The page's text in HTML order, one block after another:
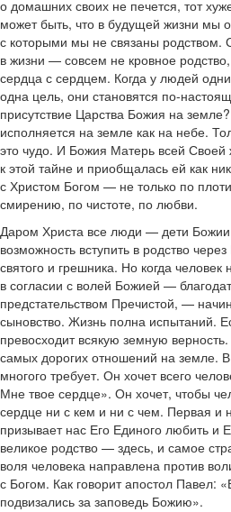
о домашних своих не печется, тот
может быть, что в будущей жизни мы
с которыми мы не связаны родством.
в жизни — совсем не кровное
сердца с сердцем. Когда у людей
одна цель, они становятся по-
присутствие Царства Божия на
исполняется на земле как на небе.
это чудо. И Божия Матерь всей
к этой тайне и приобщалась ей как
с Христом Богом — не только по
смирению, по чистоте, по любви.
Даром Христа все люди — дети
возможность вступить в родство
святого и грешника. Но когда
в согласии с волей Божией —
предстательством Пречистой, —
сыновство. Жизнь полна испытаний.
превосходит всякую земную
самых дорогих отношений на земле.
многого требует. Он хочет всего
Мне твое сердце». Он хочет, чтобы
сердце ни с кем и ни с чем. Первая и
призывает нас Его Единого любить
великое родство — здесь, и самое
воля человека направлена против
с Богом. Как говорит апостол Павел:
подвизались за заповедь Божию».